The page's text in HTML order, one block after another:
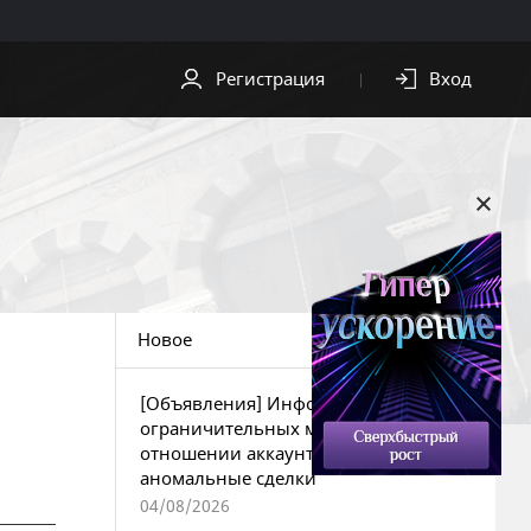
Обои
безопасности
Регистрация Вход
Новое
[Объявления] Информация об
ограничительных мерах в
отношении аккаунтов за
аномальные сделки
04/08/2026